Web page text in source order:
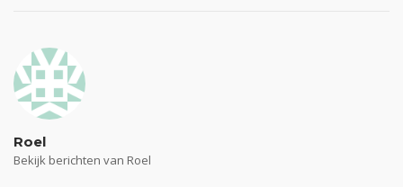
Roel
Bekijk berichten van Roel